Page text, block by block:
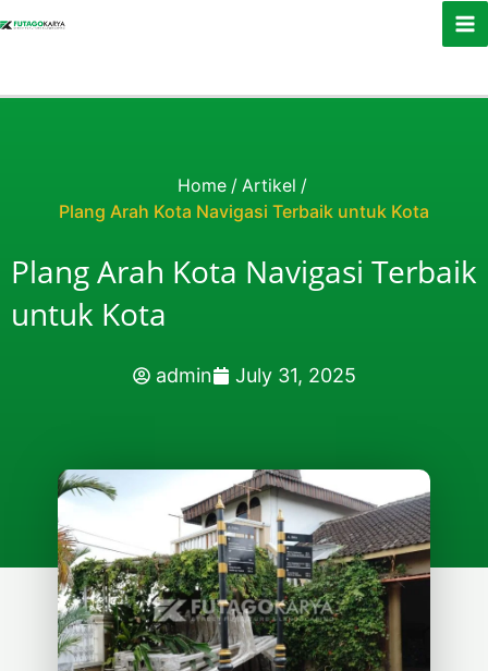
Home / Artikel /
Plang Arah Kota Navigasi Terbaik untuk Kota
Plang Arah Kota Navigasi Terbaik
untuk Kota
admin July 31, 2025